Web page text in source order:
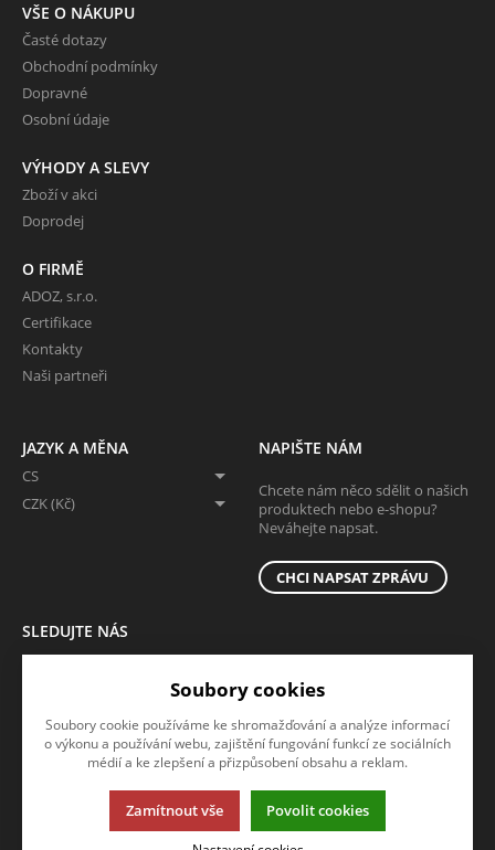
VŠE O NÁKUPU
Časté dotazy
Obchodní podmínky
Dopravné
Osobní údaje
VÝHODY A SLEVY
Zboží v akci
Doprodej
O FIRMĚ
ADOZ, s.r.o.
Certifikace
Kontakty
Naši partneři
JAZYK A MĚNA
CS
CZK (Kč)
NAPIŠTE NÁM
Chcete nám něco sdělit o našich
produktech nebo e-shopu?
Neváhejte napsat.
CHCI NAPSAT ZPRÁVU
SLEDUJTE NÁS
Tato stránka používá soubory cookies. Klikněte pro více informací.
Soubory cookies
Soubory cookie používáme ke shromažďování a analýze informací
o výkonu a používání webu, zajištění fungování funkcí ze sociálních
médií a ke zlepšení a přizpůsobení obsahu a reklam.
Zamítnout vše Povolit cookies